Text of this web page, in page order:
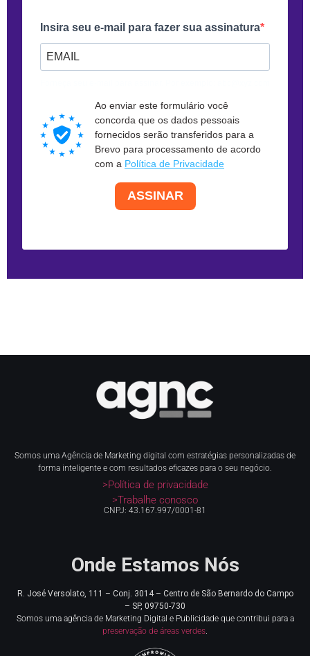
Insira seu e-mail para fazer sua assinatura
Ao enviar este formulário você
concorda que os dados pessoais
fornecidos serão transferidos para a
Brevo para processamento de acordo
com a Política de Privacidade
ASSINAR
Somos uma Agência de Marketing digital com estratégias personalizadas de
forma inteligente e com resultados eficazes para o seu negócio.
>Política de privacidade
>Trabalhe conosco
CNPJ: 43.167.997/0001-81
Onde Estamos Nós
R. José Versolato, 111 – Conj. 3014 – Centro de São Bernardo do Campo
– SP, 09750-730
Somos uma agência de Marketing Digital e Publicidade que contribui para a
preservação de áreas verdes